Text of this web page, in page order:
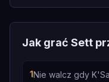
Jak grać Sett
1Nie walcz gdy